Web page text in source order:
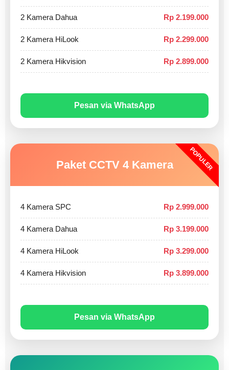
2 Kamera Dahua Rp 2.199.000
2 Kamera HiLook Rp 2.299.000
2 Kamera Hikvision Rp 2.899.000
Pesan via WhatsApp
POPULER
Paket CCTV 4 Kamera
4 Kamera SPC Rp 2.999.000
4 Kamera Dahua Rp 3.199.000
4 Kamera HiLook Rp 3.299.000
4 Kamera Hikvision Rp 3.899.000
Pesan via WhatsApp